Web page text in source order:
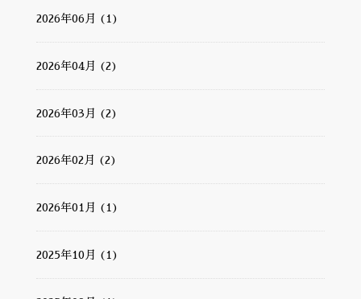
2026年06月 (1)
2026年04月 (2)
2026年03月 (2)
2026年02月 (2)
2026年01月 (1)
2025年10月 (1)